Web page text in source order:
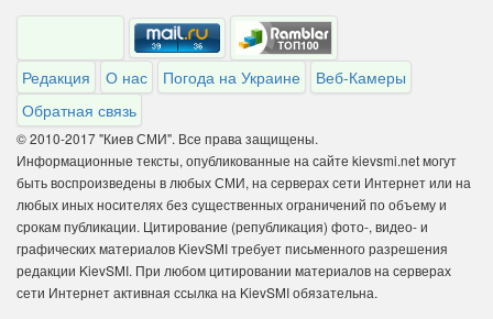
Редакция О нас Погода на Украине
Веб-Камеры
Обратная связь
© 2010-2017 "Киев СМИ". Все права защищены.
Информационные тексты, опубликованные на сайте kievsmi.net могут
быть воспроизведены в любых СМИ, на серверах сети Интернет или на
любых иных носителях без существенных ограничений по объему и
срокам публикации. Цитирование (републикация) фото-, видео- и
графических материалов KievSMI требует письменного разрешения
редакции KievSMI. При любом цитировании материалов на серверах
сети Интернет активная ссылка на KievSMI обязательна.